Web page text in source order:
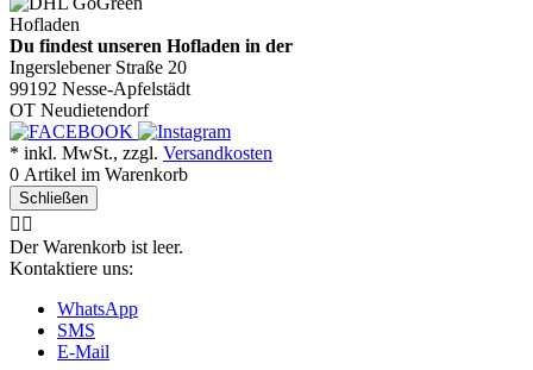
Hofladen
Du findest unseren Hofladen in der
Ingerslebener Straße 20
99192 Nesse-Apfelstädt
OT Neudietendorf
* inkl. MwSt., zzgl. Versandkosten
0 Artikel im Warenkorb
Schließen
🤷‍♂️
Der Warenkorb ist leer.
Kontaktiere uns:
WhatsApp
SMS
E-Mail